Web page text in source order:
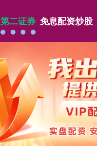
第二证券 免息配资炒股